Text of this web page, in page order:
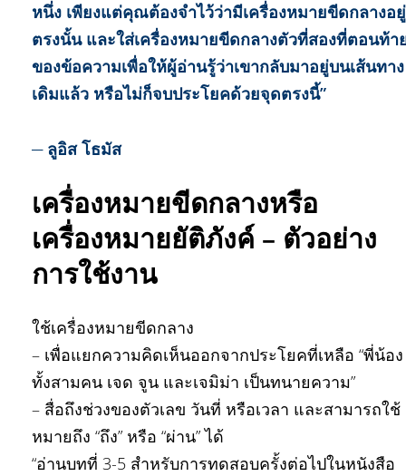
หนึ่ง เพียงแต่คุณต้องจำไว้ว่ามีเครื่องหมายขีดกลางอยู่
ตรงนั้น และใส่เครื่องหมายขีดกลางตัวที่สองที่ตอนท้า
ของข้อความเพื่อให้ผู้อ่านรู้ว่าเขากลับมาอยู่บนเส้นทาง
เดิมแล้ว หรือไม่ก็จบประโยคด้วยจุดตรงนี้”
ลูอิส โธมัส
เครื่องหมายขีดกลางหรือ
เครื่องหมายยัติภังค์ – ตัวอย่าง
การใช้งาน
ใช้เครื่องหมายขีดกลาง
– เพื่อแยกความคิดเห็นออกจากประโยคที่เหลือ “พี่น้อง
ทั้งสามคน เจด จูน และเจมิม่า เป็นทนายความ”
– สื่อถึงช่วงของตัวเลข วันที่ หรือเวลา และสามารถใช้
หมายถึง “ถึง” หรือ “ผ่าน” ได้
“อ่านบทที่ 3-5 สำหรับการทดสอบครั้งต่อไปในหนังสือ